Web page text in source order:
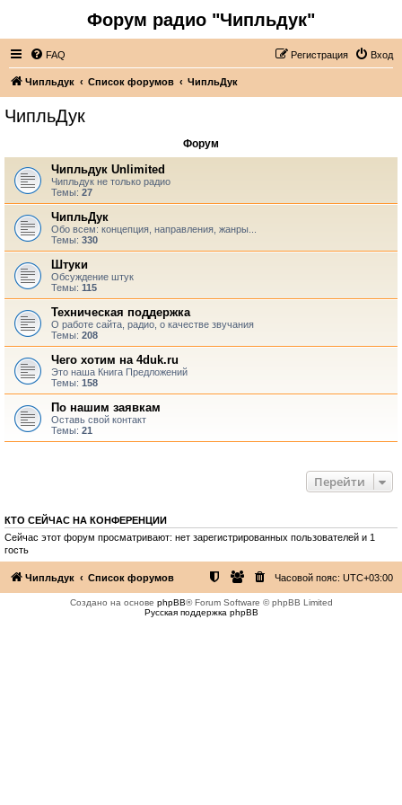
Форум радио "Чипльдук"
FAQ Вход
Регистрация
Чипльдук Список форумов ЧипльДук
ЧипльДук
Форум
Чипльдук Unlimited
Чипльдук не только радио
Темы: 27
ЧипльДук
Обо всем: концепция, направления, жанры...
Темы: 330
Штуки
Обсуждение штук
Темы: 115
Техническая поддержка
О работе сайта, радио, о качестве звучания
Темы: 208
Чего хотим на 4duk.ru
Это наша Книга Предложений
Темы: 158
По нашим заявкам
Оставь свой контакт
Темы: 21
Перейти
КТО СЕЙЧАС НА КОНФЕРЕНЦИИ
Сейчас этот форум просматривают: нет зарегистрированных пользователей и 1
гость
Чипльдук Список форумов Часовой пояс: UTC+03:00
Создано на основе phpBB® Forum Software © phpBB Limited
Русская поддержка phpBB